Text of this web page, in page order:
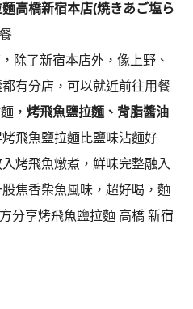
高橋新宿本店(焼きあご塩ら
除了新宿本店外，像 上野、
都有分店，可以就近前往用餐
， 烤飛魚鹽拉麵、背脂醬油
烤飛魚鹽拉麵比鹽味沾麵好
烤飛魚燉煮，鮮味完整融入
焦香柴魚風味，超好喝，麵
分享烤飛魚鹽拉麵 高橋 新宿